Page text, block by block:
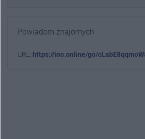
Powiadom znajomych
URL: https://ino.online/go/